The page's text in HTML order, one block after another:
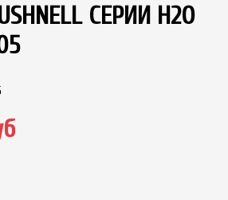
СЕРИИ H2O